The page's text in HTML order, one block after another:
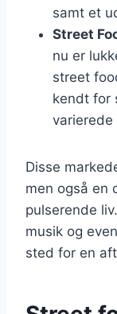
samt et
Street
nu er
street
kendt for
varierede
Disse
men også en
pulserende
musik og
sted for en